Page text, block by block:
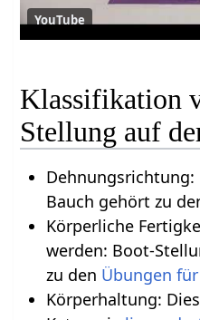
YouTube
Klassifikation
Stellung auf
Bauch gehört zu
Körperliche
werden: Boot-
zu den Übungen
Körperhaltung: